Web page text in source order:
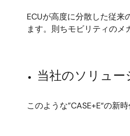
ECUが高度に分散した従
ます。則ちモビリティのメ
当社のソリュー
このような”CASE+E“の新